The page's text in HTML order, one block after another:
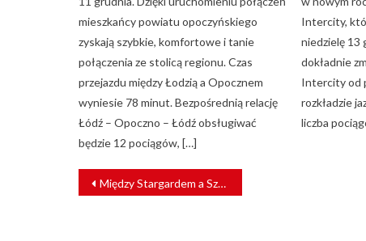
mieszkańcy powiatu opoczyńskiego
zyskają szybkie, komfortowe i tanie
połączenia ze stolicą regionu. Czas
przejazdu między Łodzią a Opocznem
wyniesie 78 minut. Bezpośrednią relację
Łódź – Opoczno – Łódź obsługiwać
będzie 12 pociągów, […]
Intercity,
niedzielę 13
dokładnie
Intercity od
rozkładzie
liczba
NAWIGACJA
WPISU
Między Stargardem a Szczecinem powstały nowe perony